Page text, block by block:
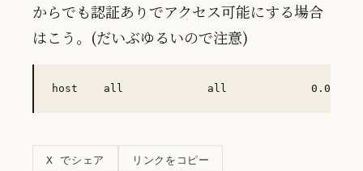
からでも認証ありでアクセス可能にする場合
はこう。(だいぶゆるいので注意)
X でシェア リンクをコピー